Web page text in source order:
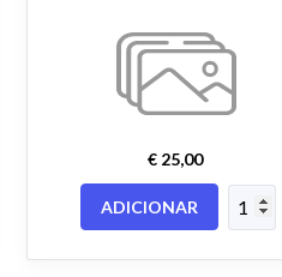
€ 25,00
ADICIONAR